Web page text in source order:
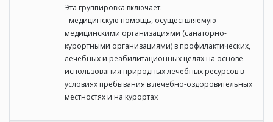
Эта группировка включает:
- медицинскую помощь, осуществляемую
медицинскими организациями (санаторно-
курортными организациями) в профилактических,
лечебных и реабилитационных целях на основе
использования природных лечебных ресурсов в
условиях пребывания в лечебно-оздоровительных
местностях и на курортах